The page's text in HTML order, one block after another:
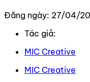
Đăng ngày: 27/04/
Tác giả:
MIC Creative
MIC Creative